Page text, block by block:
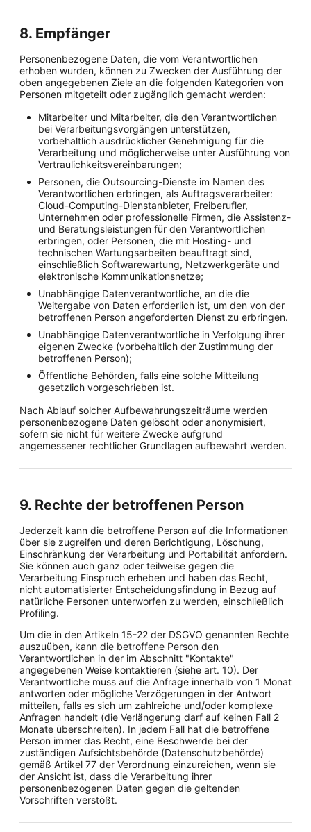
8. Empfänger
Personenbezogene Daten, die vom Verantwortlichen
erhoben wurden, können zu Zwecken der Ausführung der
oben angegebenen Ziele an die folgenden Kategorien von
Personen mitgeteilt oder zugänglich gemacht werden:
Mitarbeiter und Mitarbeiter, die den Verantwortlichen
bei Verarbeitungsvorgängen unterstützen,
vorbehaltlich ausdrücklicher Genehmigung für die
Verarbeitung und möglicherweise unter Ausführung von
Vertraulichkeitsvereinbarungen;
Personen, die Outsourcing-Dienste im Namen des
Verantwortlichen erbringen, als Auftragsverarbeiter:
Cloud-Computing-Dienstanbieter, Freiberufler,
Unternehmen oder professionelle Firmen, die Assistenz-
und Beratungsleistungen für den Verantwortlichen
erbringen, oder Personen, die mit Hosting- und
technischen Wartungsarbeiten beauftragt sind,
einschließlich Softwarewartung, Netzwerkgeräte und
elektronische Kommunikationsnetze;
Unabhängige Datenverantwortliche, an die die
Weitergabe von Daten erforderlich ist, um den von der
betroffenen Person angeforderten Dienst zu erbringen.
Unabhängige Datenverantwortliche in Verfolgung ihrer
eigenen Zwecke (vorbehaltlich der Zustimmung der
betroffenen Person);
Öffentliche Behörden, falls eine solche Mitteilung
gesetzlich vorgeschrieben ist.
Nach Ablauf solcher Aufbewahrungszeiträume werden
personenbezogene Daten gelöscht oder anonymisiert,
sofern sie nicht für weitere Zwecke aufgrund
angemessener rechtlicher Grundlagen aufbewahrt werden.
9. Rechte der betroffenen Person
Jederzeit kann die betroffene Person auf die Informationen
über sie zugreifen und deren Berichtigung, Löschung,
Einschränkung der Verarbeitung und Portabilität anfordern.
Sie können auch ganz oder teilweise gegen die
Verarbeitung Einspruch erheben und haben das Recht,
nicht automatisierter Entscheidungsfindung in Bezug auf
natürliche Personen unterworfen zu werden, einschließlich
Profiling.
Um die in den Artikeln 15-22 der DSGVO genannten Rechte
auszuüben, kann die betroffene Person den
Verantwortlichen in der im Abschnitt "Kontakte"
angegebenen Weise kontaktieren (siehe art. 10). Der
Verantwortliche muss auf die Anfrage innerhalb von 1 Monat
antworten oder mögliche Verzögerungen in der Antwort
mitteilen, falls es sich um zahlreiche und/oder komplexe
Anfragen handelt (die Verlängerung darf auf keinen Fall 2
Monate überschreiten). In jedem Fall hat die betroffene
Person immer das Recht, eine Beschwerde bei der
zuständigen Aufsichtsbehörde (Datenschutzbehörde)
gemäß Artikel 77 der Verordnung einzureichen, wenn sie
der Ansicht ist, dass die Verarbeitung ihrer
personenbezogenen Daten gegen die geltenden
Vorschriften verstößt.